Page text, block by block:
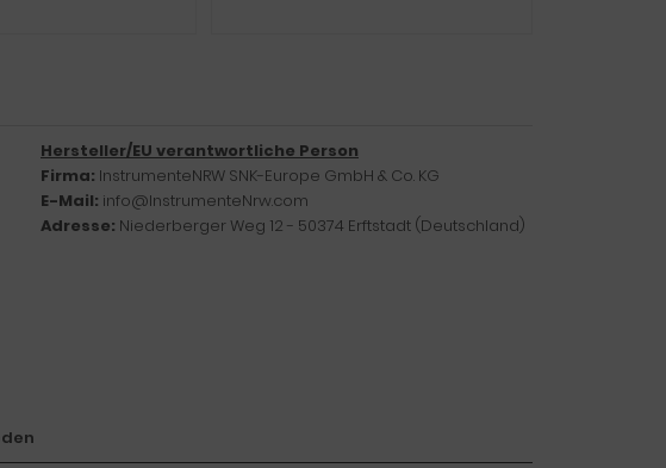
Hersteller/EU verantwortliche Person
Firma: InstrumenteNRW SNK-Europe GmbH & Co. KG
E-Mail: info@InstrumenteNrw.com
Adresse: Niederberger Weg 12 - 50374 Erftstadt (Deutschland)